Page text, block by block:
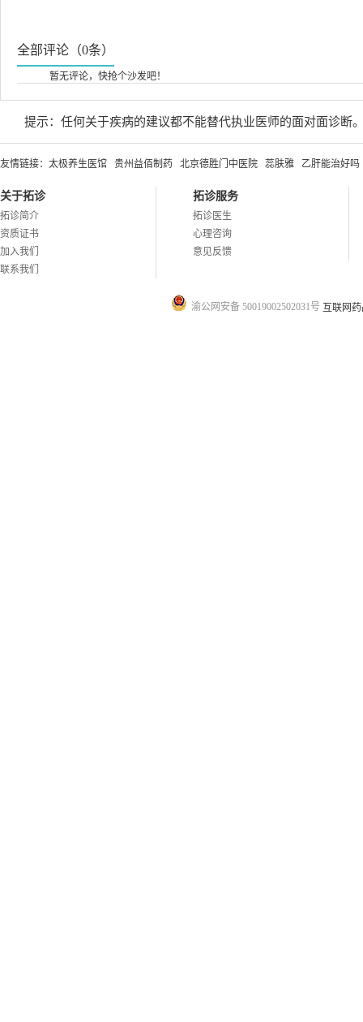
全部评论（0条）
暂无评论，快抢个沙发吧！
提示：任何关于疾病的建议都不能替代执业医师的面对面诊断
友情链接： 太极养生医馆 贵州益佰制药 北京德胜门中医院 蕊肤雅 乙肝能治好吗
关于拓诊
拓诊简介
资质证书
加入我们
联系我们
拓诊服务
拓诊医生
心理咨询
意见反馈
渝公网安备 50019002502031号 互联网